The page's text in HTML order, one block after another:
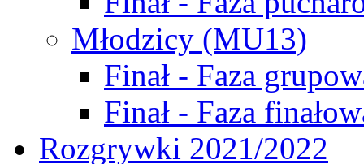
Młodzicy (MU13)
Finał - Faza
Finał - Faza
Rozgrywki 2021/2022